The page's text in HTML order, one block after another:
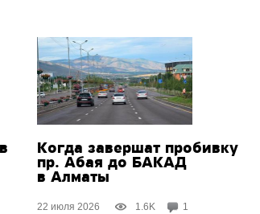
Когда завершат пробивку
пр. Абая до БАКАД
в Алматы
22 июля 2026 1.6K 1